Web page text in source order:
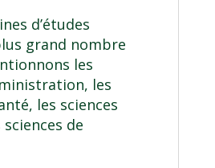
d’études
grand nombre
les
les
les sciences
de